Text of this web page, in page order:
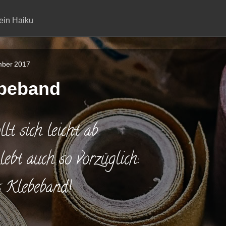
Haiku
2017
sich leicht ab
auch so vorzüglich: